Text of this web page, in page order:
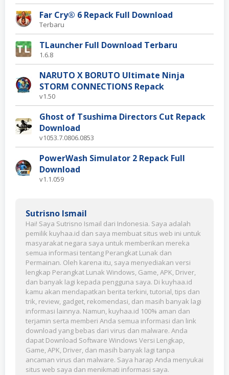
Far Cry® 6 Repack Full Download
Terbaru
TLauncher Full Download Terbaru
1.6.8
NARUTO X BORUTO Ultimate Ninja
STORM CONNECTIONS Repack
v1.50
Ghost of Tsushima Directors Cut Repack
Download
v1053.7.0806.0853
PowerWash Simulator 2 Repack Full
Download
v1.1.059
Sutrisno Ismail
Hai! Saya Sutrisno Ismail dari Indonesia. Saya adalah
pemilik kuyhaa.id dan saya membuat situs web ini untuk
masyarakat negara saya untuk memberikan mereka
semua informasi tentang Perangkat Lunak dan
Permainan. Oleh karena itu, saya menyediakan versi
lengkap Perangkat Lunak Windows, Game, APK, Driver,
dan banyak lagi kepada pengguna saya. Di kuyhaa.id
kamu akan mendapatkan berita terkini, tutorial, tips dan
trik, review, gadget, rekomendasi, dan masih banyak lagi
informasi lainnya. Namun, kuyhaa.id 100% aman dan
terjamin serta memberi Anda semua informasi dan link
download yang bebas dari virus dan malware. Anda
dapat Download Software Windows Versi Lengkap,
Game, APK, Driver, dan masih banyak lagi tanpa
ancaman virus dan malware. Saya harap Anda menyukai
situs web saya dan menikmati informasi saya.